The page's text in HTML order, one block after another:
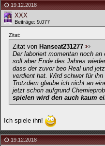
19.12.2018
XXX
Beiträge: 9.077
Zitat:
Zitat von Hanseat231277
Der laboriert momentan noch
soll aber Ende des Jahres
dass der zuvor beo Real und
verdient hat. Wird schwer für
Trotzdem glaube ich nicht an
jetzt schon aufgrund
spielen wird den auch kaum
Ich spiele ihn!
19.12.2018